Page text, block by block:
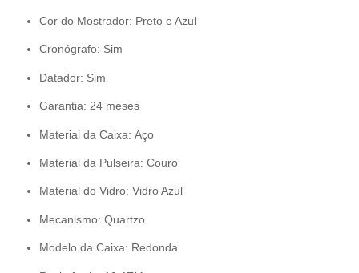
Cor do Mostrador: Preto e Azul
Cronógrafo: Sim
Datador: Sim
Garantia: 24 meses
Material da Caixa: Aço
Material da Pulseira: Couro
Material do Vidro: Vidro Azul
Mecanismo: Quartzo
Modelo da Caixa: Redonda